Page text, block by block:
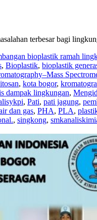
terbesar bagi
bioplastik ramah
, Bioplastik, bioplastik
, kota bogor,
dampak lingkungan,
, Pati, pati jagung,
dan gas, PHA, PLA,
, singkong,